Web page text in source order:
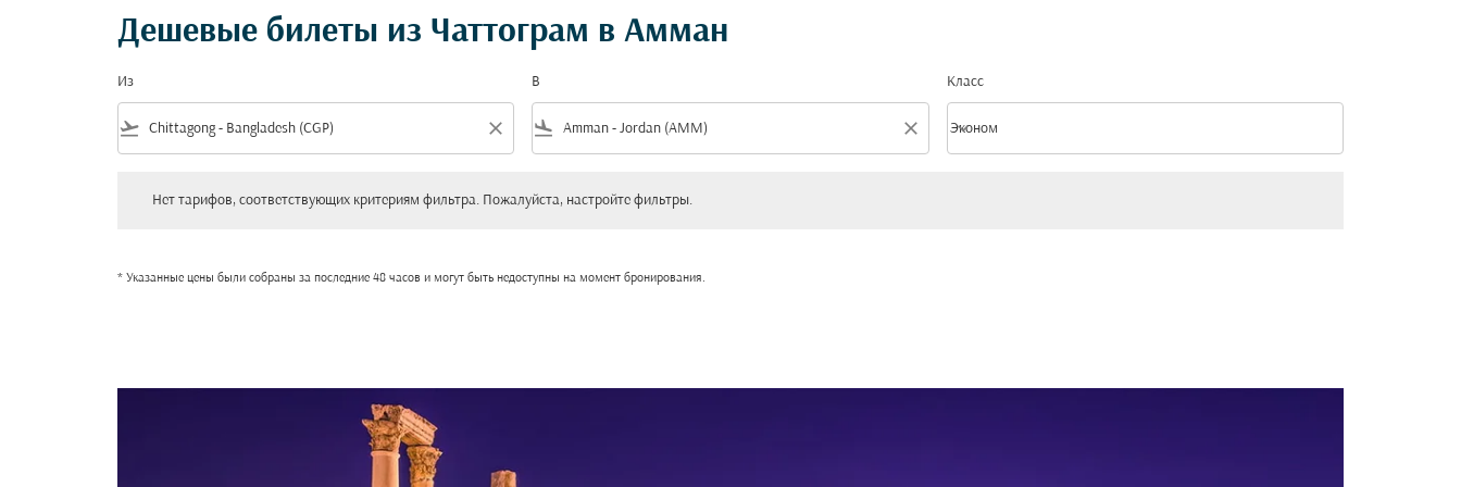
Дешевые билеты из Чаттограм в Амман
Из
flight_takeoff close
В
flight_land close
Класс
Класс option Эконом Selected
Эконом
keyboard_arrow_down
Нет тарифов, соответствующих критериям фильтра. Пожалуйста, настройте фильтры.
* Указанные цены были собраны за последние 48 часов и могут быть недоступны на момент бронирования.